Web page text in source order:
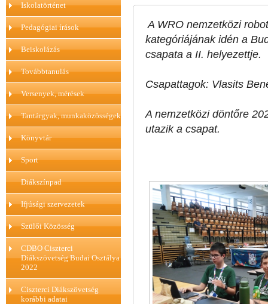
Iskolatörténet
Pedagógiai írások
Beiskolázás
Továbbtanulás
Versenyek, mérések
Tantárgyak, munkaközösségek
Könyvtár
Sport
Diákszínpad
Ifjúsági szervezetek
Szülői Közösség
CDBO Ciszterci
Diákszövetség Budai Osztálya
2022
Ciszterci Diákszövetség
korábbi adatai
A WRO nemzetközi
kategóriájának idén a
csapata a II. helyezettje.
Csapattagok: Vlasits
A nemzetközi döntőre
utazik a csapat.